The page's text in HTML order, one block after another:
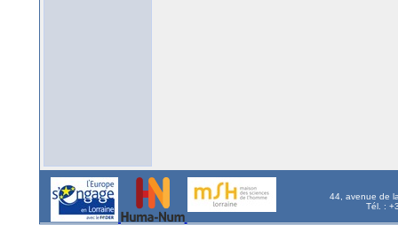
44, avenue de
Tél. :